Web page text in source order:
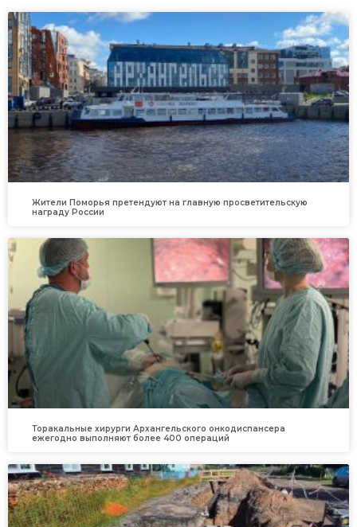
Жители Поморья претендуют на главную просветительскую
награду России
Торакальные хирурги Архангельского онкодиспансера
ежегодно выполняют более 400 операций